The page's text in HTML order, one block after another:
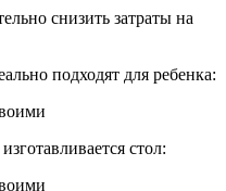
снизить затраты на
подходят для ребенка:
стол: